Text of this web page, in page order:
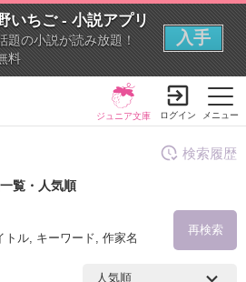
いちご - 小説アプリ
題の小説が読み放題！
料
入手
メニュー
ジュニア文庫 ログイン
覧・人気順
トル, キーワード, 作家名
再検索
検索履歴